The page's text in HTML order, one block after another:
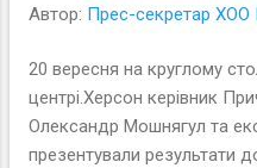
Автор: Прес-секретар ХОО
20 вересня на круглому
центрі.Херсон керівник
Олександр Мошнягул та
презентували результати